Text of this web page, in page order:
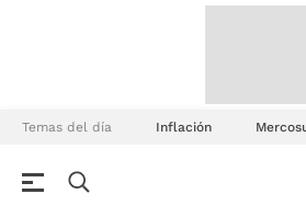
Temas del día Inflación